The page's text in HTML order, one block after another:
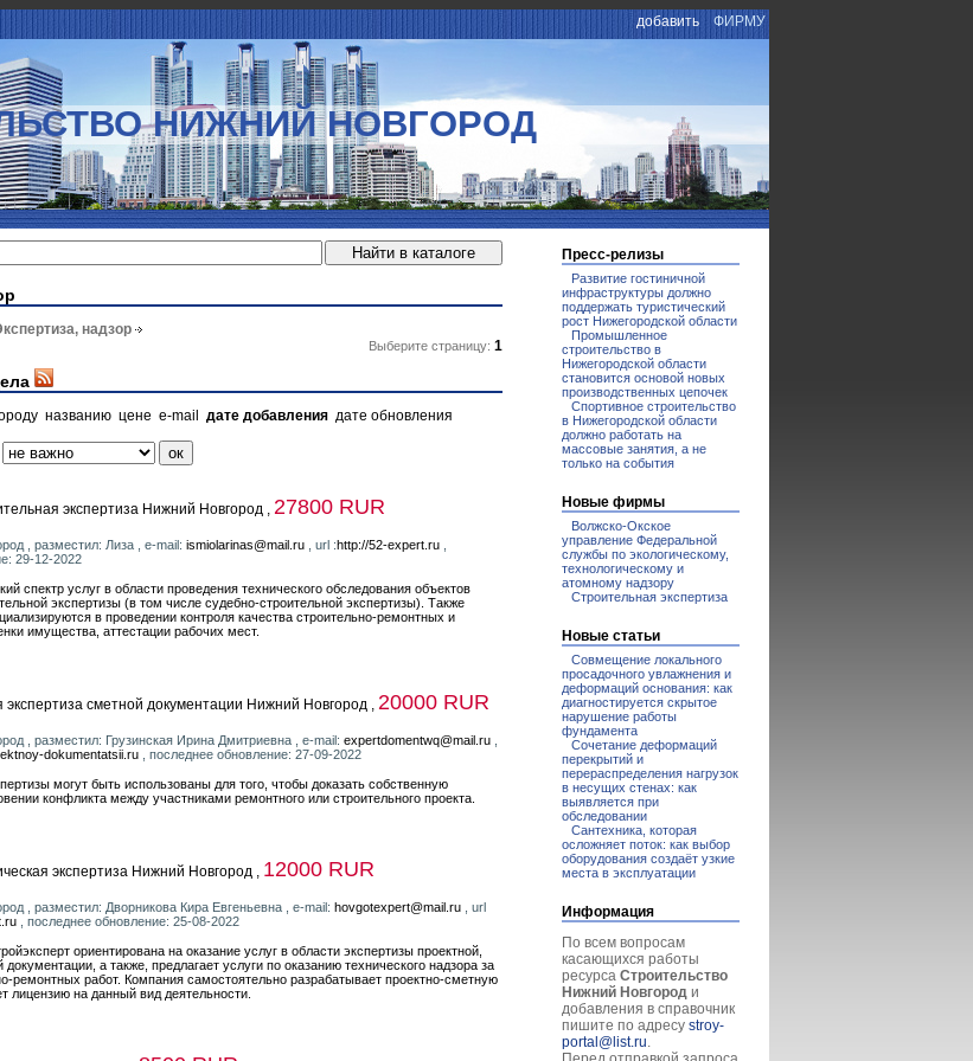
добавить ФИРМУ
НИЖНИЙ НОВГОРОД
надзор
Выберите страницу: 1
названию цене e-mail дате добавления дате обновления
экспертиза Нижний Новгород , 27800 RUR
, разместил: Лиза , e-mail: ismiolarinas@mail.ru , url :http://52-expert.ru
29-12-2022
спектр услуг в области проведения технического обследования объектов
экспертизы (в том числе судебно-строительной экспертизы). Также
в проведении контроля качества строительно-ремонтных и
имущества, аттестации рабочих мест.
экспертиза сметной документации Нижний Новгород , 20000 RUR
, разместил: Грузинская Ирина Дмитриевна , e-mail: expertdomentwq@mail.ru
dokumentatsii.ru , последнее обновление: 27-09-2022
могут быть использованы для того, чтобы доказать собственную
конфликта между участниками ремонтного или строительного проекта.
экспертиза Нижний Новгород , 12000 RUR
, разместил: Дворникова Кира Евгеньевна , e-mail: hovgotexpert@mail.ru , url
, последнее обновление: 25-08-2022
ориентирована на оказание услуг в области экспертизы проектной,
документации, а также, предлагает услуги по оказанию технического надзора за
ремонтных работ. Компания самостоятельно разрабатывает проектно-сметную
лицензию на данный вид деятельности.
Пресс-релизы
Развитие гостиничной
инфраструктуры должно
поддержать туристический
рост Нижегородской области
Промышленное
строительство в
Нижегородской области
становится основой новых
производственных цепочек
Спортивное строительство
в Нижегородской области
должно работать на
массовые занятия, а не
только на события
Новые фирмы
Волжско-Окское
управление Федеральной
службы по экологическому,
технологическому и
атомному надзору
Строительная экспертиза
Новые статьи
Совмещение локального
просадочного увлажнения и
деформаций основания: как
диагностируется скрытое
нарушение работы
фундамента
Сочетание деформаций
перекрытий и
перераспределения нагрузок
в несущих стенах: как
выявляется при
обследовании
Сантехника, которая
осложняет поток: как выбор
оборудования создаёт узкие
места в эксплуатации
Информация
По всем вопросам
касающихся работы
ресурса Строительство
Нижний Новгород и
добавления в справочник
пишите по адресу stroy-
portal@list.ru.